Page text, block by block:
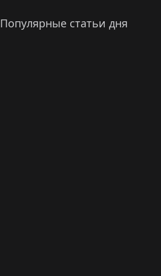
Популярные статьи дня